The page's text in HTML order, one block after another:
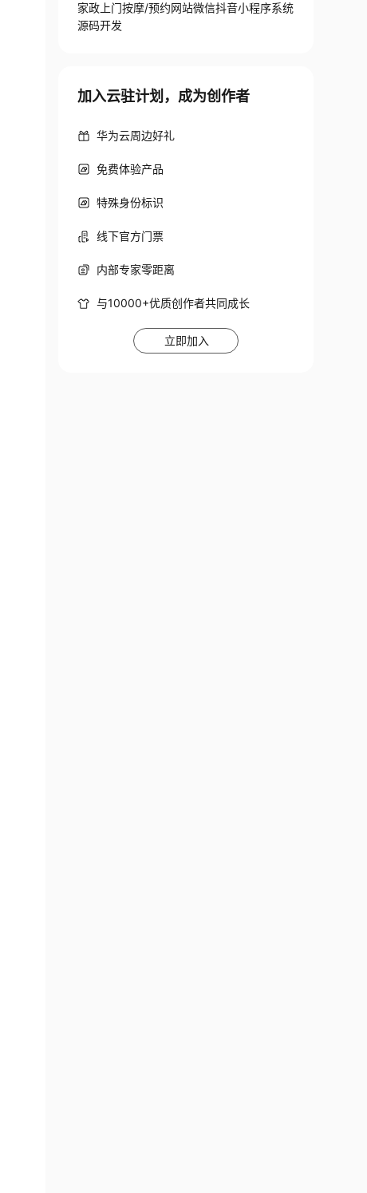
家政上门按摩/预约网站微信抖音小程序系统
源码开发
加入云驻计划，成为创作者
华为云周边好礼
免费体验产品
特殊身份标识
线下官方门票
内部专家零距离
与10000+优质创作者共同成长
立即加入